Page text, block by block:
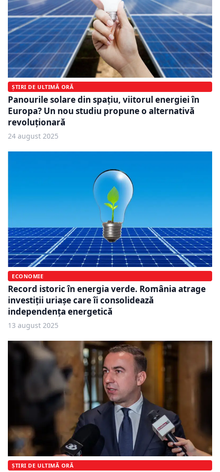
ȘTIRI DE ULTIMĂ ORĂ
Panourile solare din spațiu, viitorul energiei în
Europa? Un nou studiu propune o alternativă
revoluționară
24 august 2025
ECONOMIE
Record istoric în energia verde. România atrage
investiții uriașe care îi consolidează
independența energetică
13 august 2025
ȘTIRI DE ULTIMĂ ORĂ